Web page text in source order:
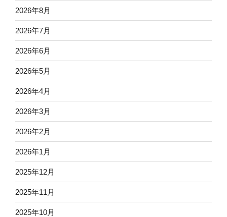
2026年8月
2026年7月
2026年6月
2026年5月
2026年4月
2026年3月
2026年2月
2026年1月
2025年12月
2025年11月
2025年10月